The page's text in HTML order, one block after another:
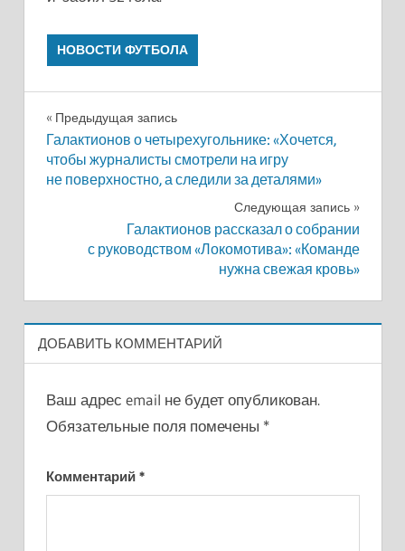
НОВОСТИ ФУТБОЛА
Навигация
по
записям
Предыдущая запись
Галактионов о четырехугольнике: «Хочется,
чтобы журналисты смотрели на игру
не поверхностно, а следили за деталями»
Следующая запись
Галактионов рассказал о собрании
с руководством «Локомотива»: «Команде
нужна свежая кровь»
ДОБАВИТЬ КОММЕНТАРИЙ
Ваш адрес email не будет опубликован.
Обязательные поля помечены *
Комментарий *